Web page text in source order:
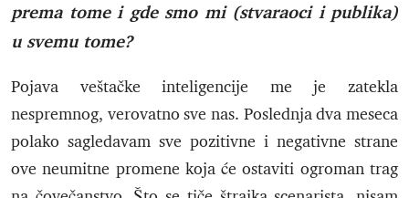
prema tome i gde smo mi (stvaraoci i publika)
u svemu tome?
Pojava veštačke inteligencije me je zatekla
nespremnog, verovatno sve nas. Poslednja dva meseca
polako sagledavam sve pozitivne i negativne strane
ove neumitne promene koja će ostaviti ogroman trag